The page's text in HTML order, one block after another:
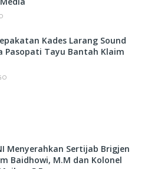
Kades Larang Sound
Pasopati Tayu Bantah Klaim
Menyerahkan Sertijab Brigjen
Baidhowi, M.M dan Kolonel